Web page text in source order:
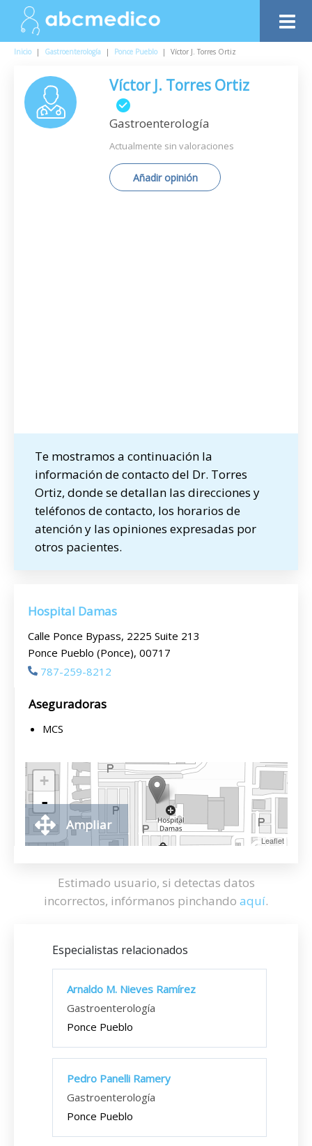
Inicio | Gastroenterología | Ponce Pueblo | Víctor J. Torres Ortiz
Víctor J. Torres Ortiz
Gastroenterología
Actualmente sin valoraciones
Añadir opinión
Te mostramos a continuación la
información de contacto del Dr. Torres
Ortiz, donde se detallan las direcciones y
teléfonos de contacto, los horarios de
atención y las opiniones expresadas por
otros pacientes.
Hospital Damas
Calle Ponce Bypass, 2225 Suite 213
Ponce Pueblo (Ponce), 00717
787-259-8212
Aseguradoras
MCS
+
-
Leaflet
Ampliar
Estimado usuario, si detectas datos
incorrectos, infórmanos pinchando aquí.
Especialistas relacionados
Arnaldo M. Nieves Ramírez
Gastroenterología
Ponce Pueblo
Pedro Panelli Ramery
Gastroenterología
Ponce Pueblo